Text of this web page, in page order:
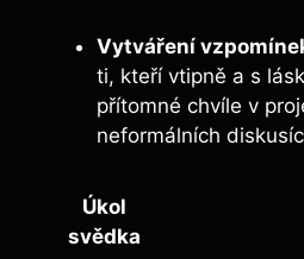
Vytváření
ti, kteří vtipně a s
přítomné chvíle v
neformálních
Úkol
svědka